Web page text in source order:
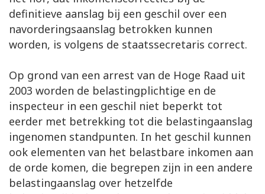
definitieve aanslag bij een geschil over een
navorderingsaanslag betrokken kunnen
worden, is volgens de staatssecretaris correct.
Op grond van een arrest van de Hoge Raad uit
2003 worden de belastingplichtige en de
inspecteur in een geschil niet beperkt tot
eerder met betrekking tot die belastingaanslag
ingenomen standpunten. In het geschil kunnen
ook elementen van het belastbare inkomen aan
de orde komen, die begrepen zijn in een andere
belastingaanslag over hetzelfde